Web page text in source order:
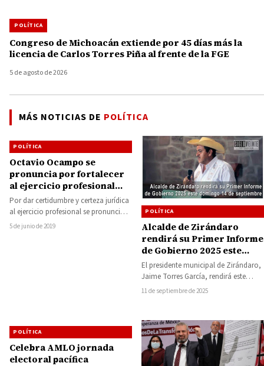
POLÍTICA
Congreso de Michoacán extiende por 45 días más la
licencia de Carlos Torres Piña al frente de la FGE
5 de agosto de 2026
MÁS NOTICIAS DE POLÍTICA
POLÍTICA
Octavio Ocampo se
pronuncia por fortalecer
al ejercicio profesional
con Ley
Por dar certidumbre y certeza jurídica
al ejercicio profesional se pronunció el
diputado integrante de la Comisión
5 de junio de 2019
POLÍTICA
Alcalde de Zirándaro
rendirá su Primer Informe
de Gobierno 2025 este
domingo 14 de septiembre
El presidente municipal de Zirándaro,
Jaime Torres García, rendirá este
domingo 14 de septiembre su Primer
11 de septiembre de 2025
POLÍTICA
Celebra AMLO jornada
electoral pacífica